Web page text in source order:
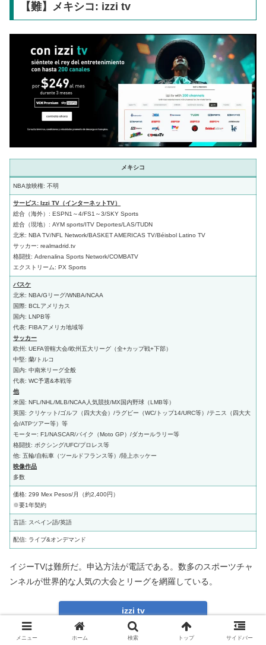
【難】メキシコ: izzi tv
メキシコ
NBA放映権: 不明
サービス: Izzi TV（インターネットTV）
総合（海外）: ESPN1～4/FS1～3/SKY Sports
総合（現地）: AYM sports/ITV Deportes/LAS/TUDN
北米: NBA TV/NFL Network/BASKET AMERICAS TV/Béisbol Latino TV
サッカー: realmadrid.tv
格闘技: Adrenalina Sports Network/COMBATV
エクストリーム: PX Sports
バスケ
北米: NBA/Gリーグ/WNBA/NCAA
国際: BCLアメリカス
国内: LNPB等
代表: FIBAアメリカ地域等
サッカー
欧州: UEFA管轄大会/欧州五大リーグ（全+カップ戦+下部）
中堅: 蘭/トルコ
国内: 中南米リーグ全般
代表: WC予選&本戦等
他
米国: NFL/NHL/MLB/NCAA人気競技/MX国内野球（LMB等）
英国: クリケット/ゴルフ（四大大会）/ラグビー（WC/トップ14/URC等）/テニス（四大大
会/ATPツアー等）等
モーター: F1/NASCAR/バイク（Moto GP）/ダカールラリー等
格闘技: ボクシング/UFC/プロレス等
他: 五輪/自転車（ツールドフランス等）/陸上ホッケー
映像作品
多数
価格: 299 Mex Pesos/月（約2,400円）
※要1年契約
言語: スペイン語/英語
配信: ライブ&オンデマンド
イジーTVは難所だ。申込方法が電話である。数多のスポーツチャ
ンネルが世界的な人気の大会とリーグを網羅している。
izzi tv
カリブ諸国
メニュー ホーム 検索 トップ サイドバー